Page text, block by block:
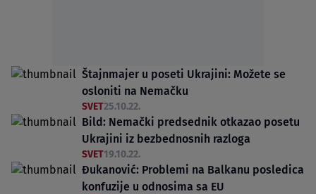
Štajnmajer u poseti Ukrajini: Možete se
osloniti na Nemačku
SVET25.10.22.
Bild: Nemački predsednik otkazao posetu
Ukrajini iz bezbednosnih razloga
SVET19.10.22.
Đukanović: Problemi na Balkanu posledica
konfuzije u odnosima sa EU